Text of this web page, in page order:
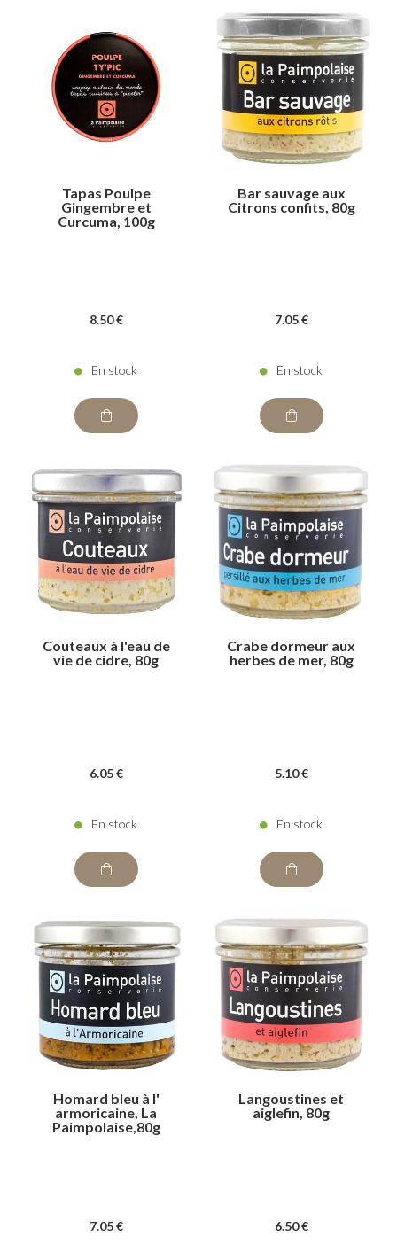
Tapas Poulpe
Gingembre et
Curcuma, 100g
8.50 €
En stock
Bar sauvage aux
Citrons confits, 80g
7.05 €
En stock
Couteaux à l'eau de
vie de cidre, 80g
6.05 €
En stock
Crabe dormeur aux
herbes de mer, 80g
5.10 €
En stock
Homard bleu à l'
armoricaine, La
Paimpolaise,80g
7.05 €
Langoustines et
aiglefin, 80g
6.50 €